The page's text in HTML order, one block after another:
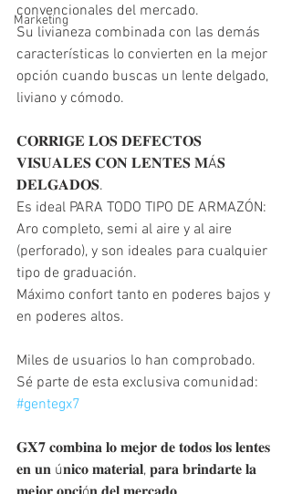
Marketing
convencionales del mercado.
Su livianeza combinada con las demás
características lo convierten en la mejor
opción cuando buscas un lente delgado,
liviano y cómodo.
𝐂𝐎𝐑𝐑𝐈𝐆𝐄 𝐋𝐎𝐒 𝐃𝐄𝐅𝐄𝐂𝐓𝐎𝐒
𝐕𝐈𝐒𝐔𝐀𝐋𝐄𝐒 𝐂𝐎𝐍 𝐋𝐄𝐍𝐓𝐄𝐒 𝐌Á𝐒
𝐃𝐄𝐋𝐆𝐀𝐃𝐎𝐒.
Es ideal PARA TODO TIPO DE ARMAZÓN:
Aro completo, semi al aire y al aire
(perforado), y son ideales para cualquier
tipo de graduación.
Máximo confort tanto en poderes bajos y
en poderes altos.
Miles de usuarios lo han comprobado.
Sé parte de esta exclusiva comunidad:
#gentegx7
𝐆𝐗𝟕 𝐜𝐨𝐦𝐛𝐢𝐧𝐚 𝐥𝐨 𝐦𝐞𝐣𝐨𝐫 𝐝𝐞 𝐭𝐨𝐝𝐨𝐬 𝐥𝐨𝐬 𝐥𝐞𝐧𝐭𝐞𝐬
𝐞𝐧 𝐮𝐧 ú𝐧𝐢𝐜𝐨 𝐦𝐚𝐭𝐞𝐫𝐢𝐚𝐥, 𝐩𝐚𝐫𝐚 𝐛𝐫𝐢𝐧𝐝𝐚𝐫𝐭𝐞 𝐥𝐚